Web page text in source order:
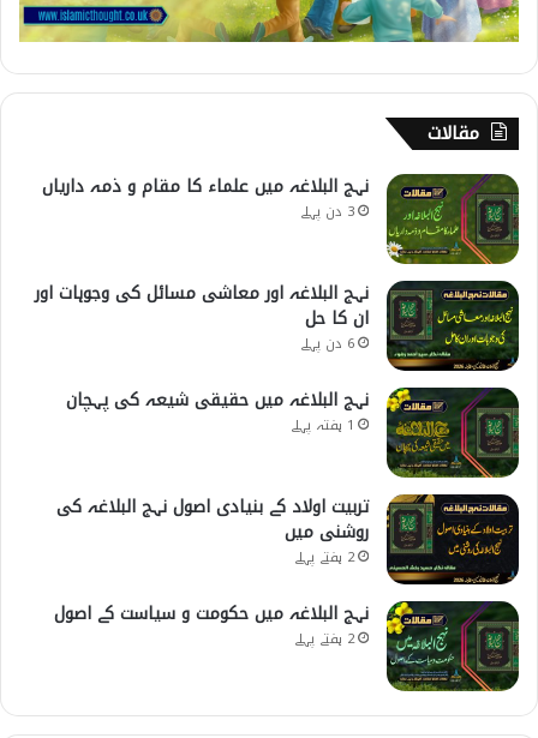
مقالات
نہج البلاغہ میں علماء کا مقام و ذمہ داریاں
3 دن پہلے
نہج البلاغہ اور معاشی مسائل کی وجوہات اور
ان کا حل
6 دن پہلے
نہج البلاغہ میں حقیقی شیعہ کی پہچان
1 ہفتہ پہلے
تربیت اولاد کے بنیادی اصول نہج البلاغہ کی
روشنی میں
2 ہفتے پہلے
نہج البلاغہ میں حکومت و سیاست کے اصول
2 ہفتے پہلے